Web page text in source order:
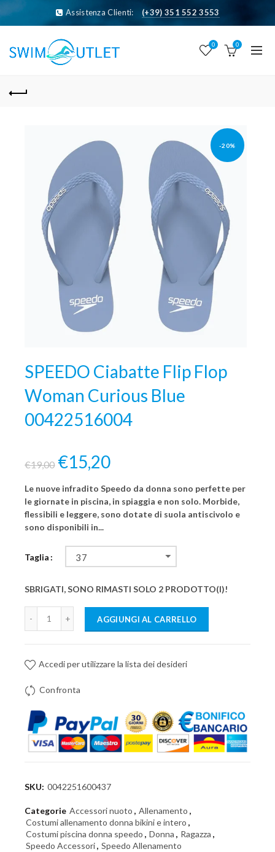
Assistenza Clienti: (+39) 351 552 3553
0 0
-20%
SPEEDO Ciabatte Flip Flop
Woman Curious Blue
00422516004
€19,00 €15,20
Le nuove infradito Speedo da donna sono perfette per
le giornate in piscina, in spiaggia e non solo. Morbide,
flessibili e leggere, sono dotate di suola antiscivolo e
sono disponibili in...
Taglia 37
SBRIGATI, SONO RIMASTI SOLO 2 PRODOTTO(I)!
AGGIUNGI AL CARRELLO
Accedi per utilizzare la lista dei desideri
Confronta
SKU: 0042251600437
Categorie Accessori nuoto , Allenamento ,
Costumi allenamento donna bikini e intero ,
Costumi piscina donna speedo , Donna , Ragazza ,
Speedo Accessori, Speedo Allenamento